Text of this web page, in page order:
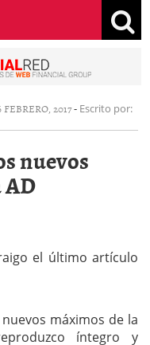
FEBRERO, 2017- Escrito por:
nuevos
el último artículo
máximos de la
íntegro y